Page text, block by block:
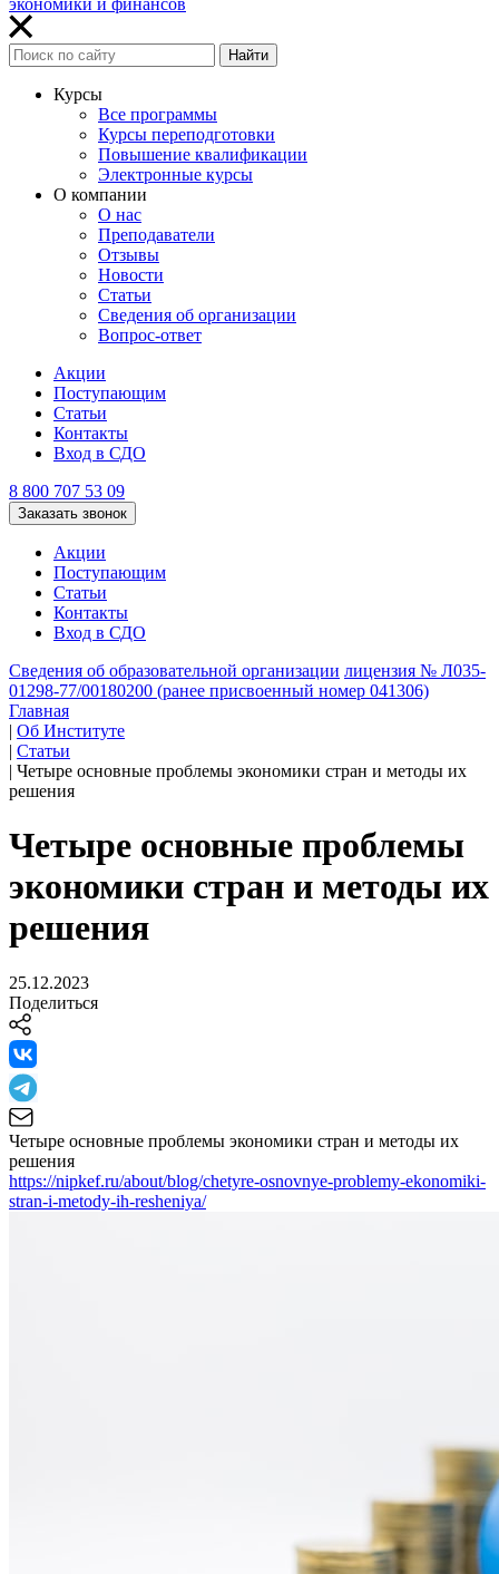
экономики и финансов
Найти
Курсы
Все программы
Курсы переподготовки
Повышение квалификации
Электронные курсы
О компании
О нас
Преподаватели
Отзывы
Новости
Статьи
Сведения об организации
Вопрос-ответ
Акции
Поступающим
Статьи
Контакты
Вход в СДО
8 800 707 53 09
Заказать звонок
Акции
Поступающим
Статьи
Контакты
Вход в СДО
Сведения об образовательной организации лицензия № Л035-
01298-77/00180200 (ранее присвоенный номер 041306)
Главная
| Об Институте
| Статьи
| Четыре основные проблемы экономики стран и методы их
решения
Четыре основные проблемы
экономики стран и методы их
решения
25.12.2023
Поделиться
Четыре основные проблемы экономики стран и методы их
решения
https://nipkef.ru/about/blog/chetyre-osnovnye-problemy-ekonomiki-
stran-i-metody-ih-resheniya/